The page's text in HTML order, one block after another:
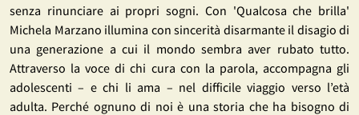
senza rinunciare ai propri sogni. Con 'Qualcosa che brilla'
Michela Marzano illumina con sincerità disarmante il disagio di
una generazione a cui il mondo sembra aver rubato tutto.
Attraverso la voce di chi cura con la parola, accompagna gli
adolescenti – e chi li ama – nel difficile viaggio verso l’età
adulta. Perché ognuno di noi è una storia che ha bisogno di